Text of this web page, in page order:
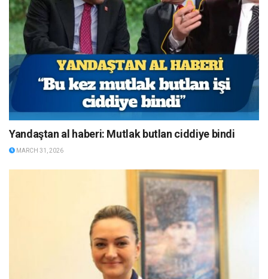
Yandaştan al haberi: Mutlak butlan ciddiye bindi
MARCH 31, 2026